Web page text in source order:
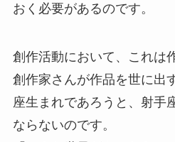
おく必要があるのです。
創作活動において、これは
創作家さんが作品を世に出
座生まれであろうと、射手
ならないのです。